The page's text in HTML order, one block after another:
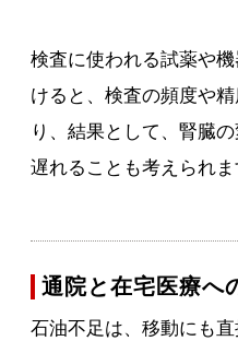
検査に使われる試薬や
けると、検査の頻度や
り、結果として、腎臓
遅れることも考えられま
通院と在宅医療へ
石油不足は、移動にも直